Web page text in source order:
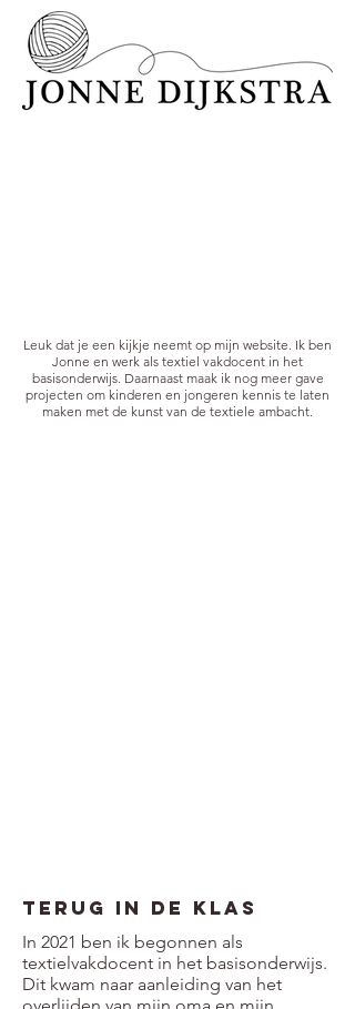
Leuk dat je een kijkje neemt op mijn website. Ik ben
Jonne en werk als textiel vakdocent in het
basisonderwijs. Daarnaast maak ik nog meer gave
projecten om kinderen en jongeren kennis te laten
maken met de kunst van de textiele ambacht.
Terug in de klas
In 2021 ben ik begonnen als
textielvakdocent in het basisonderwijs.
Dit kwam naar aanleiding van het